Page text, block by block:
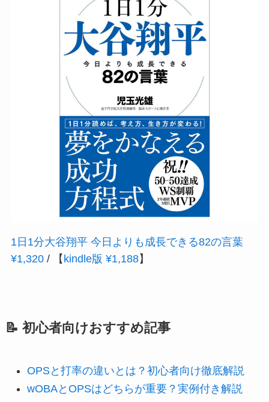
1日1分大谷翔平 今日よりも成長できる82の言葉
¥1,320/ 【 kindle版 ¥1,188】
📝 初心者向けおすすめ記事
OPSと打率の違いとは？初心者向け徹底解説
wOBAとOPSはどちらが重要？実例付き解説